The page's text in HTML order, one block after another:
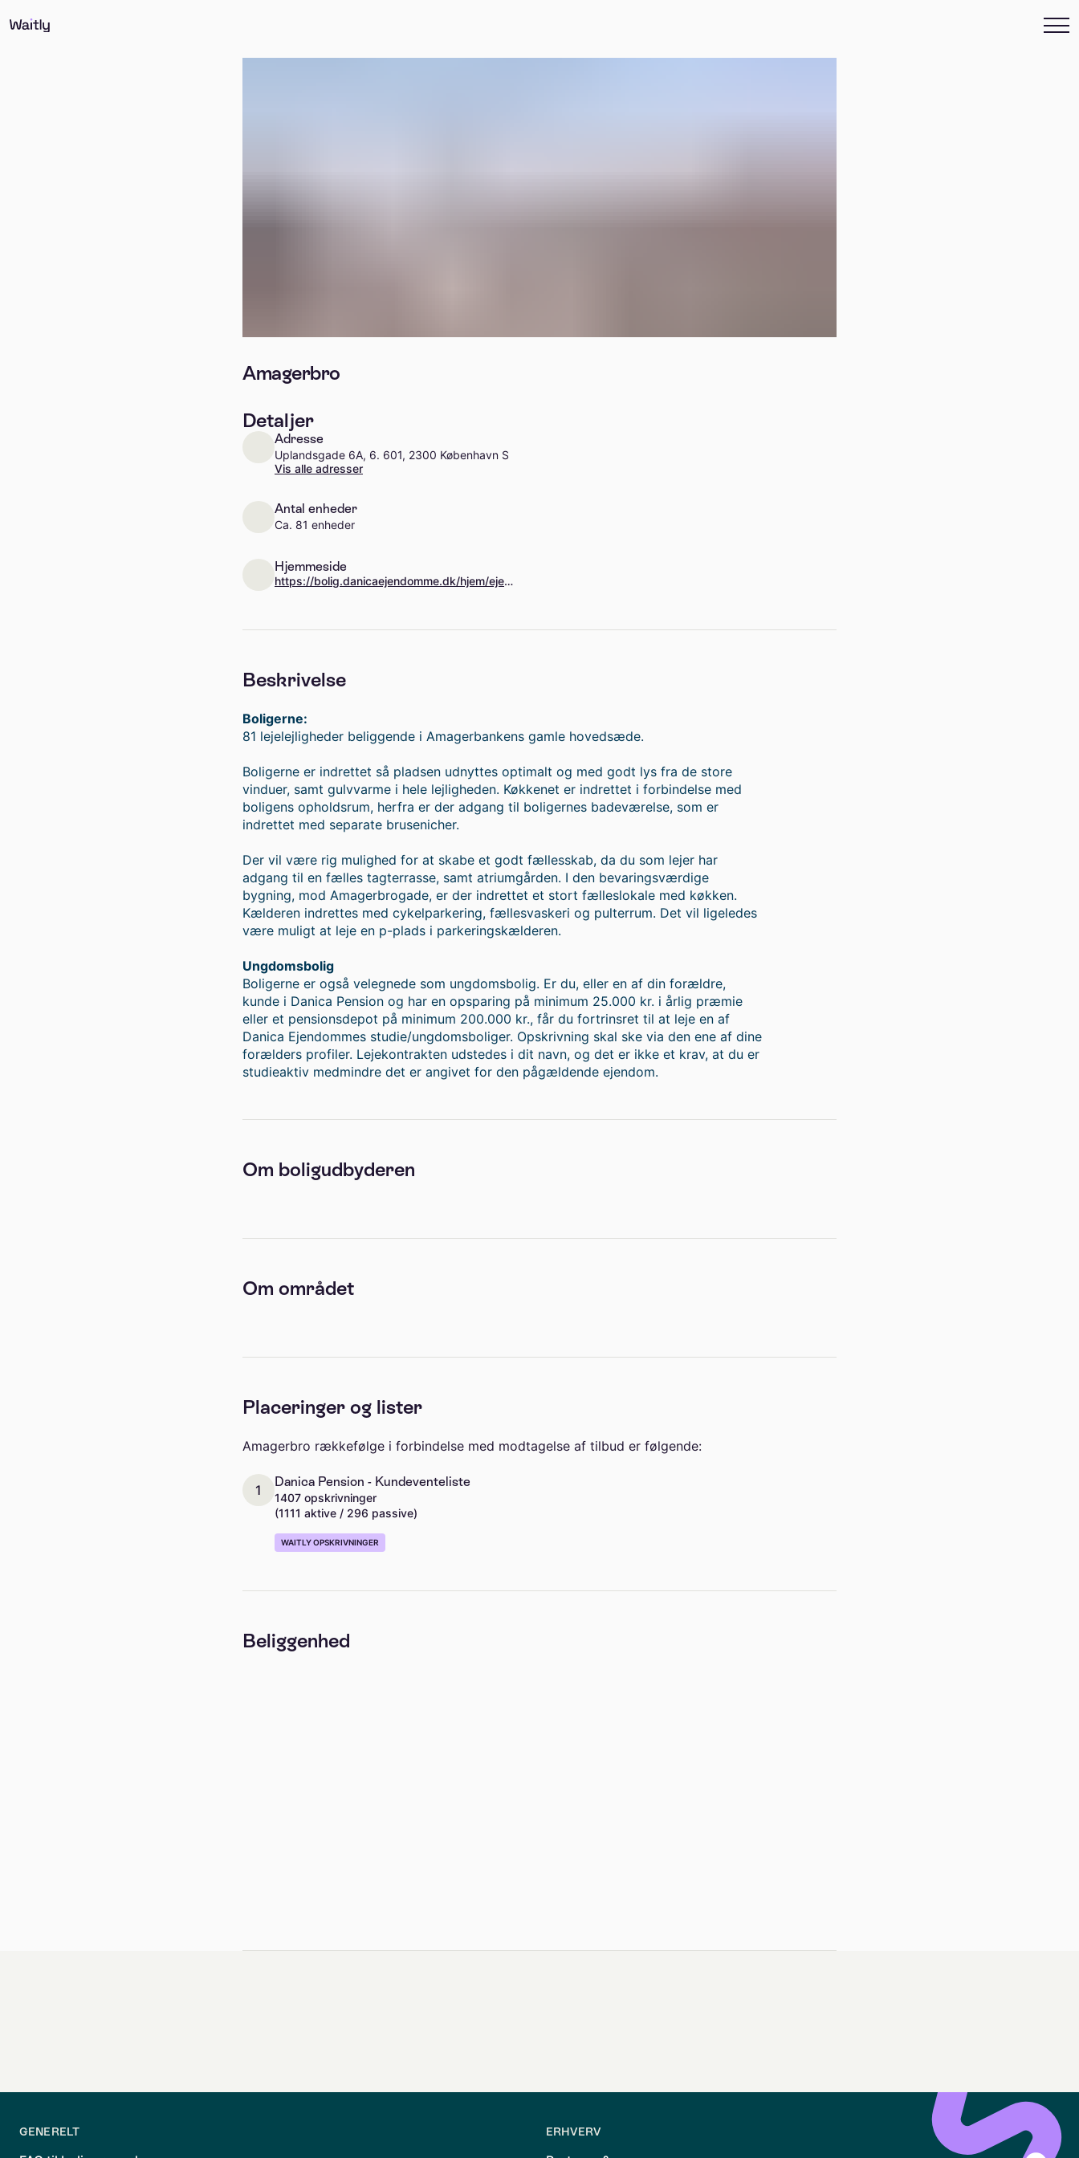
Amagerbro
Detaljer
Adresse
Uplandsgade 6A, 6. 601, 2300 København S
Vis alle adresser
Antal enheder
Ca. 81 enheder
Hjemmeside
https://bolig.danicaejendomme.dk/hjem/ejendomsdetaljer?sagsnummer=40000-4444&Filters=%7B%22PensionFund%22:%22%22,%22AreaFilterFrom%22:34,%22AreaFilterTo%22:230,%22RoomFrom%22:1,%22RoomTo%22:5,%22RentFrom%22:0,%22RentTo%22:41600,%22FirstchildName%22:%22%22,%22SecondchildName%22:%22%22%7D
Beskrivelse
Boligerne:
81 lejelejligheder beliggende i Amagerbankens gamle hovedsæde.
Boligerne er indrettet så pladsen udnyttes optimalt og med godt lys fra de store
vinduer, samt gulvvarme i hele lejligheden. Køkkenet er indrettet i forbindelse med
boligens opholdsrum, herfra er der adgang til boligernes badeværelse, som er
indrettet med separate brusenicher.
Der vil være rig mulighed for at skabe et godt fællesskab, da du som lejer har
adgang til en fælles tagterrasse, samt atriumgården. I den bevaringsværdige
bygning, mod Amagerbrogade, er der indrettet et stort fælleslokale med køkken.
Kælderen indrettes med cykelparkering, fællesvaskeri og pulterrum. Det vil ligeledes
være muligt at leje en p-plads i parkeringskælderen.
Ungdomsbolig
Boligerne er også velegnede som ungdomsbolig. Er du, eller en af din forældre,
kunde i Danica Pension og har en opsparing på minimum 25.000 kr. i årlig præmie
eller et pensionsdepot på minimum 200.000 kr., får du fortrinsret til at leje en af
Danica Ejendommes studie/ungdomsboliger. Opskrivning skal ske via den ene af dine
forælders profiler. Lejekontrakten udstedes i dit navn, og det er ikke et krav, at du er
studieaktiv medmindre det er angivet for den pågældende ejendom.
Om boligudbyderen
Om området
Placeringer og lister
Amagerbro rækkefølge i forbindelse med modtagelse af tilbud er følgende:
1
Danica Pension - Kundeventeliste
1407 opskrivninger
(1111 aktive / 296 passive)
WAITLY OPSKRIVNINGER
Beliggenhed
GENERELT ERHVERV